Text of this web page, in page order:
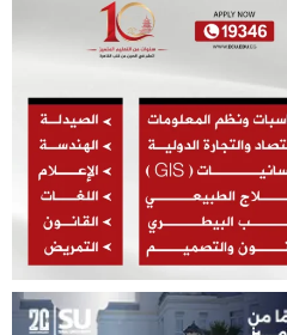
.. حين يصبح الذكاء الاصطناعي
التأمل بالاستهلاك؟
المزيد ‹
الاتحاد الأوروبي يضع
أوقفوا الهجمات فورًا